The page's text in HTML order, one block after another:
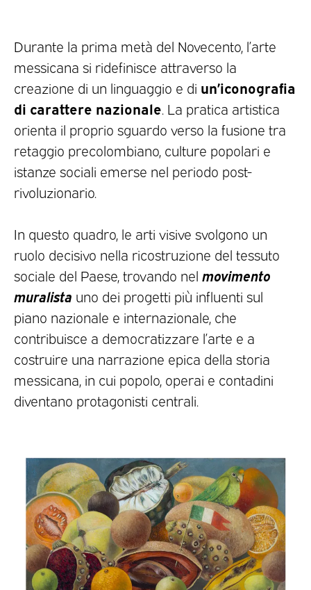
Durante la prima metà del Novecento, l’arte
messicana si ridefinisce attraverso la
creazione di un linguaggio e di un’iconografia
di carattere nazionale . La pratica artistica
orienta il proprio sguardo verso la fusione tra
retaggio precolombiano, culture popolari e
istanze sociali emerse nel periodo post-
rivoluzionario.
In questo quadro, le arti visive svolgono un
ruolo decisivo nella ricostruzione del tessuto
sociale del Paese, trovando nel movimento
muralista uno dei progetti più influenti sul
piano nazionale e internazionale, che
contribuisce a democratizzare l’arte e a
costruire una narrazione epica della storia
messicana, in cui popolo, operai e contadini
diventano protagonisti centrali.